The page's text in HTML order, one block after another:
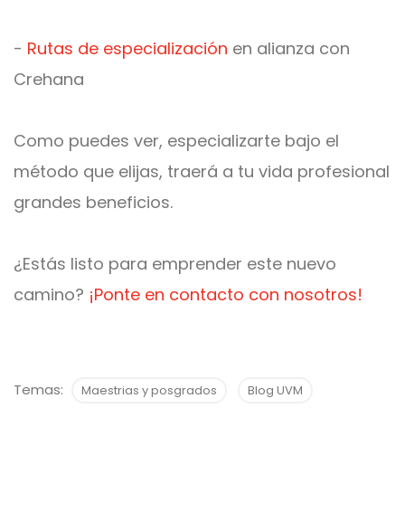
- Rutas de especialización en alianza con
Crehana
Como puedes ver, especializarte bajo el
método que elijas, traerá a tu vida profesional
grandes beneficios.
¿Estás listo para emprender este nuevo
camino? ¡Ponte en contacto con nosotros!
Temas: Maestrias y posgrados Blog UVM